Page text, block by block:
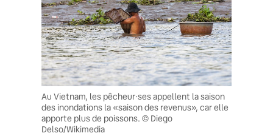
Au Vietnam, les pêcheur·ses appellent la saison
des inondations la «saison des revenus», car elle
apporte plus de poissons. © Diego
Delso/Wikimedia